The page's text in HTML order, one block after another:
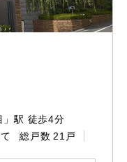
」駅 徒歩4分
総戸数 21戸